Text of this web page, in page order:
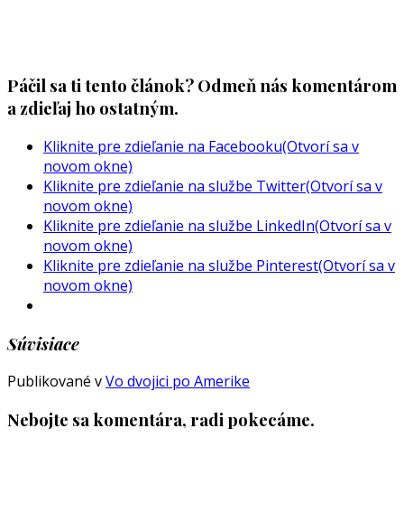
Páčil sa ti tento článok? Odmeň nás komentárom
a zdieľaj ho ostatným.
Kliknite pre zdieľanie na Facebooku(Otvorí sa v
novom okne)
Kliknite pre zdieľanie na službe Twitter(Otvorí sa v
novom okne)
Kliknite pre zdieľanie na službe LinkedIn(Otvorí sa v
novom okne)
Kliknite pre zdieľanie na službe Pinterest(Otvorí sa v
novom okne)
Súvisiace
Publikované vVo dvojici po Amerike
Nebojte sa komentára, radi pokecáme.